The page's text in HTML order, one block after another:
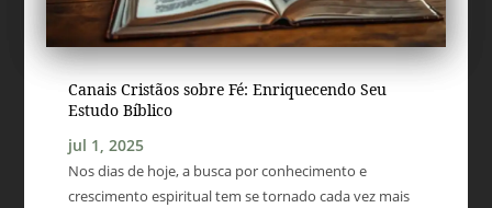
Canais Cristãos sobre Fé: Enriquecendo Seu
Estudo Bíblico
jul 1, 2025
Nos dias de hoje, a busca por conhecimento e
crescimento espiritual tem se tornado cada vez mais